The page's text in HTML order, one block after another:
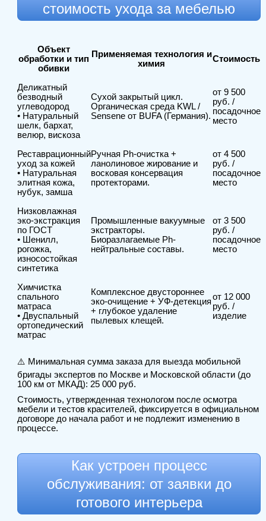
стоимость ухода за мебелью
Объект
обработки и тип
обивки
Применяемая технология и
химия
Стоимость
Деликатный
безводный
углеводород
• Натуральный
шелк, бархат,
велюр, вискоза
Сухой закрытый цикл.
Органическая среда KWL /
Sensene от BUFA (Германия).
от 9 500
руб. /
посадочное
место
Реставрационный
уход за кожей
• Натуральная
элитная кожа,
нубук, замша
Ручная Ph-очистка +
ланолиновое жирование и
восковая консервация
протекторами.
от 4 500
руб. /
посадочное
место
Низковлажная
эко-экстракция
по ГОСТ
• Шенилл,
рогожка,
износостойкая
синтетика
Промышленные вакуумные
экстракторы.
Биоразлагаемые Ph-
нейтральные составы.
от 3 500
руб. /
посадочное
место
Химчистка
спального
матраса
• Двуспальный
ортопедический
матрас
Комплексное двустороннее
эко-очищение + УФ-детекция
+ глубокое удаление
пылевых клещей.
от 12 000
руб. /
изделие
⚠️ Минимальная сумма заказа для выезда мобильной
бригады экспертов по Москве и Московской области (до
100 км от МКАД): 25 000 руб.
Стоимость, утвержденная технологом после осмотра
мебели и тестов красителей, фиксируется в официальном
договоре до начала работ и не подлежит изменению в
процессе.
Как устроен процесс
обслуживания: от заявки до
готового интерьера